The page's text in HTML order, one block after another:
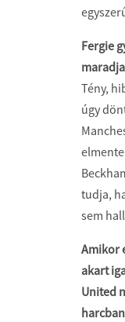
Fergie
Tény,
úgy
tudja,
sem
Amikor
akart
United